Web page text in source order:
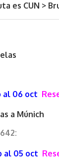
es CUN >
al 06 oct
a Múnich
al 05 oct